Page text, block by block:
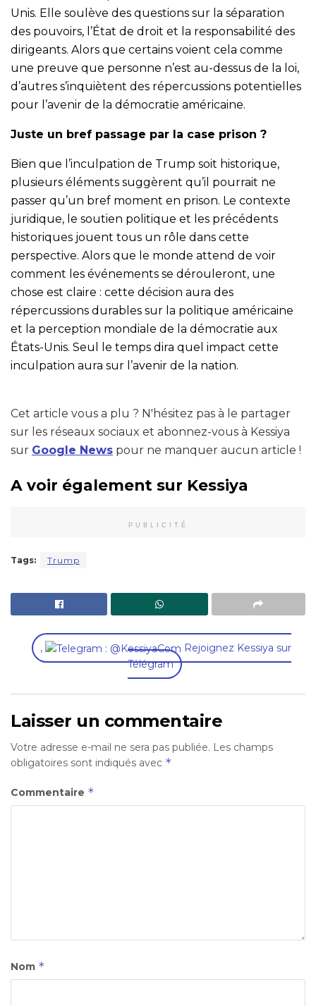
Unis. Elle soulève des questions sur la séparation
des pouvoirs, l’État de droit et la responsabilité des
dirigeants. Alors que certains voient cela comme
une preuve que personne n’est au-dessus de la loi,
d’autres s’inquiètent des répercussions potentielles
pour l’avenir de la démocratie américaine.
Juste un bref passage par la case prison ?
Bien que l’inculpation de Trump soit historique,
plusieurs éléments suggèrent qu’il pourrait ne
passer qu’un bref moment en prison. Le contexte
juridique, le soutien politique et les précédents
historiques jouent tous un rôle dans cette
perspective. Alors que le monde attend de voir
comment les événements se dérouleront, une
chose est claire : cette décision aura des
répercussions durables sur la politique américaine
et la perception mondiale de la démocratie aux
États-Unis. Seul le temps dira quel impact cette
inculpation aura sur l’avenir de la nation.
Cet article vous a plu ? N'hésitez pas à le partager
sur les réseaux sociaux et abonnez-vous à Kessiya
sur Google News pour ne manquer aucun article !
A voir également sur Kessiya
PUBLICITÉ
Tags: Trump
,
Rejoignez Kessiya sur
Télégram
Laisser un commentaire
Votre adresse e-mail ne sera pas publiée. Les champs
obligatoires sont indiqués avec *
Commentaire *
Nom *